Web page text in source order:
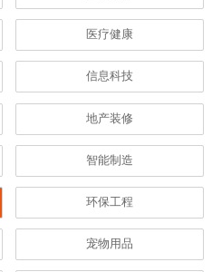
医疗健康
信息科技
地产装修
智能制造
环保工程
宠物用品